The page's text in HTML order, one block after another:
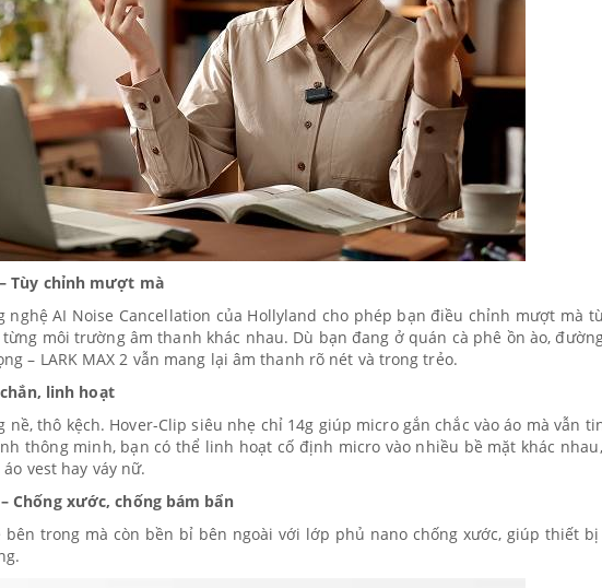
Tùy chỉnh mượt mà
nghệ AI Noise Cancellation của Hollyland cho phép bạn điều chỉnh mượt mà
môi trường âm thanh khác nhau. Dù bạn đang ở quán cà phê ồn ào,
– LARK MAX 2 vẫn mang lại âm thanh rõ nét và trong trẻo.
linh hoạt
nề, thô kệch. Hover-Clip siêu nhẹ chỉ 14g giúp micro gắn chắc vào áo mà vẫn
thông minh, bạn có thể linh hoạt cố định micro vào nhiều bề mặt khác
vest hay váy nữ.
Chống xước, chống bám bẩn
bên trong mà còn bền bỉ bên ngoài với lớp phủ nano chống xước, giúp thiết